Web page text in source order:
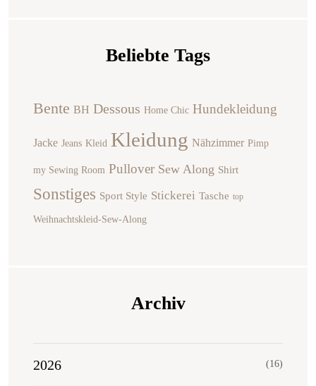
Beliebte Tags
Bente BH Dessous Home Chic Hundekleidung
Jacke Jeans Kleid Kleidung Nähzimmer Pimp
my Sewing Room Pullover Sew Along Shirt
Sonstiges Sport Style Stickerei Tasche top
Weihnachtskleid-Sew-Along
Archiv
2026 (16)